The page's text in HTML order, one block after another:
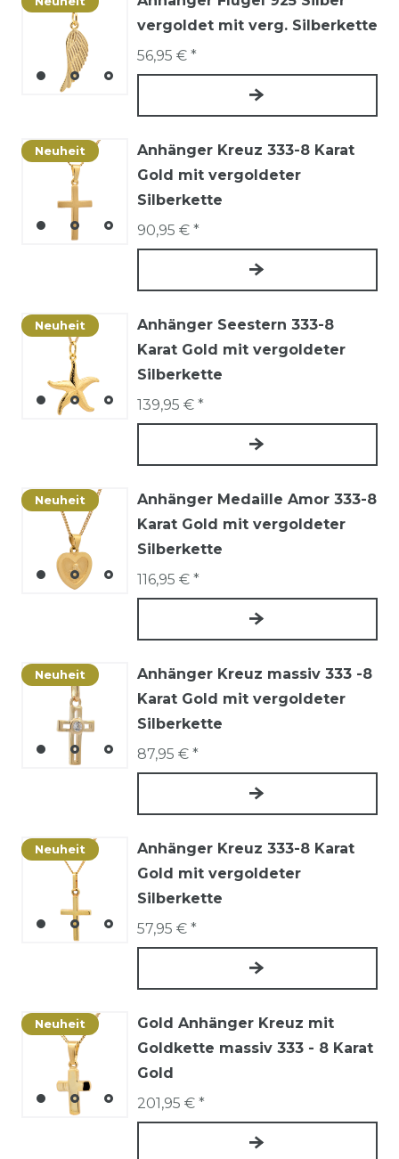
vergoldet mit verg. Silberkette
56,95 € *
Neuheit
Anhänger Kreuz 333-8 Karat
Gold mit vergoldeter
Silberkette
90,95 € *
Neuheit
Anhänger Seestern 333-8
Karat Gold mit vergoldeter
Silberkette
139,95 € *
Neuheit
Anhänger Medaille Amor 333-8
Karat Gold mit vergoldeter
Silberkette
116,95 € *
Neuheit
Anhänger Kreuz massiv 333 -8
Karat Gold mit vergoldeter
Silberkette
87,95 € *
Neuheit
Anhänger Kreuz 333-8 Karat
Gold mit vergoldeter
Silberkette
57,95 € *
Neuheit
Gold Anhänger Kreuz mit
Goldkette massiv 333 - 8 Karat
Gold
201,95 € *